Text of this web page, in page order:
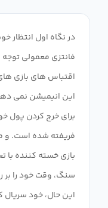
در نگاه اول انتظار
فانتزی معمولی
اقتباس های بازی
این انیمیشن نمی
برای خرج کردن پول
فریفته شده است. و
بازی خسته کننده با
این حال، خود